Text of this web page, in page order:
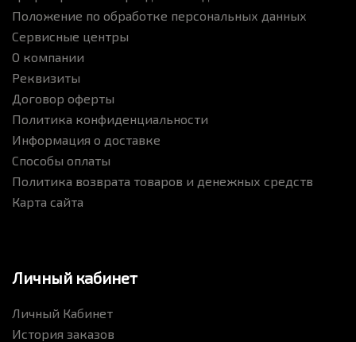
Положение по обработке персональных данных
Сервисные центры
О компании
Реквизиты
Договор оферты
Политика конфиденциальности
Информация о доставке
Способы оплаты
Политика возврата товаров и денежных средств
Карта сайта
Личный кабинет
Личный Кабинет
История заказов